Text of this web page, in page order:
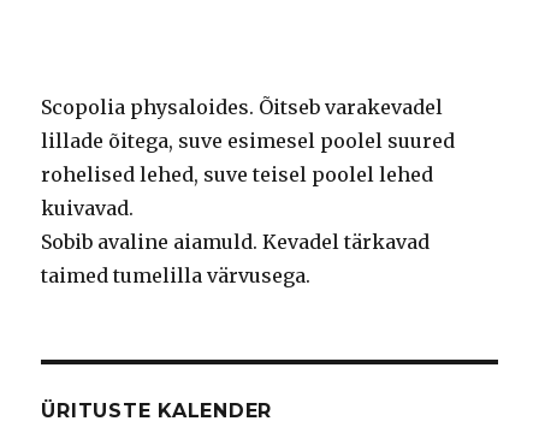
Scopolia physaloides. Õitseb varakevadel
lillade õitega, suve esimesel poolel suured
rohelised lehed, suve teisel poolel lehed
kuivavad.
Sobib avaline aiamuld. Kevadel tärkavad
taimed tumelilla värvusega.
ÜRITUSTE KALENDER